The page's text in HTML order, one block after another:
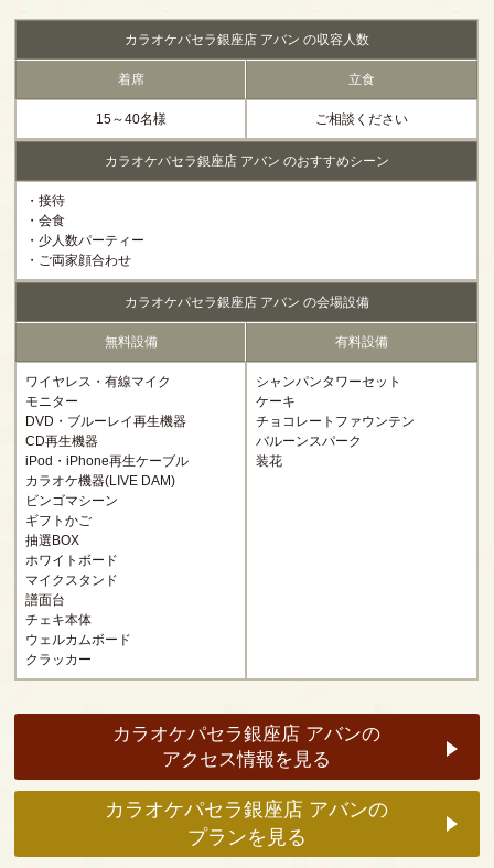
カラオケパセラ銀座店 アバン の収容人数
着席 立食
15～40名様 ご相談ください
カラオケパセラ銀座店 アバン のおすすめシーン
・接待
・会食
・少人数パーティー
・ご両家顔合わせ
カラオケパセラ銀座店 アバン の会場設備
無料設備 有料設備
ワイヤレス・有線マイク
モニター
DVD・ブルーレイ再生機器
CD再生機器
iPod・iPhone再生ケーブル
カラオケ機器(LIVE DAM)
ビンゴマシーン
ギフトかご
抽選BOX
ホワイトボード
マイクスタンド
譜面台
チェキ本体
ウェルカムボード
クラッカー
シャンパンタワーセット
ケーキ
チョコレートファウンテン
バルーンスパーク
装花
カラオケパセラ銀座店 アバンの
アクセス情報を見る
カラオケパセラ銀座店 アバンの
プランを見る